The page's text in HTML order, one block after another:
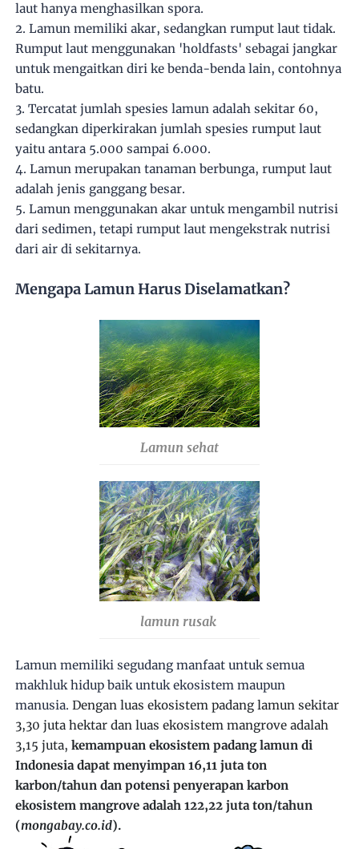
laut hanya menghasilkan spora.
2. Lamun memiliki akar, sedangkan rumput laut tidak.
Rumput laut menggunakan 'holdfasts' sebagai jangkar
untuk mengaitkan diri ke benda-benda lain, contohnya
batu.
3. Tercatat jumlah spesies lamun adalah sekitar 60,
sedangkan diperkirakan jumlah spesies rumput laut
yaitu antara 5.000 sampai 6.000.
4. Lamun merupakan tanaman berbunga, rumput laut
adalah jenis ganggang besar.
5. Lamun menggunakan akar untuk mengambil nutrisi
dari sedimen, tetapi rumput laut mengekstrak nutrisi
dari air di sekitarnya.
Mengapa Lamun Harus Diselamatkan?
Lamun sehat
lamun rusak
Lamun memiliki segudang manfaat untuk semua
makhluk hidup baik untuk ekosistem maupun
manusia.Dengan luas ekosistem padang lamun sekitar
3,30 juta hektar dan luas ekosistem mangrove adalah
3,15 juta,kemampuan ekosistem padang lamun di
Indonesia dapat menyimpan 16,11 juta ton
karbon/tahun dan potensi penyerapan karbon
ekosistem mangrove adalah 122,22 juta ton/tahun
(mongabay.co.id).